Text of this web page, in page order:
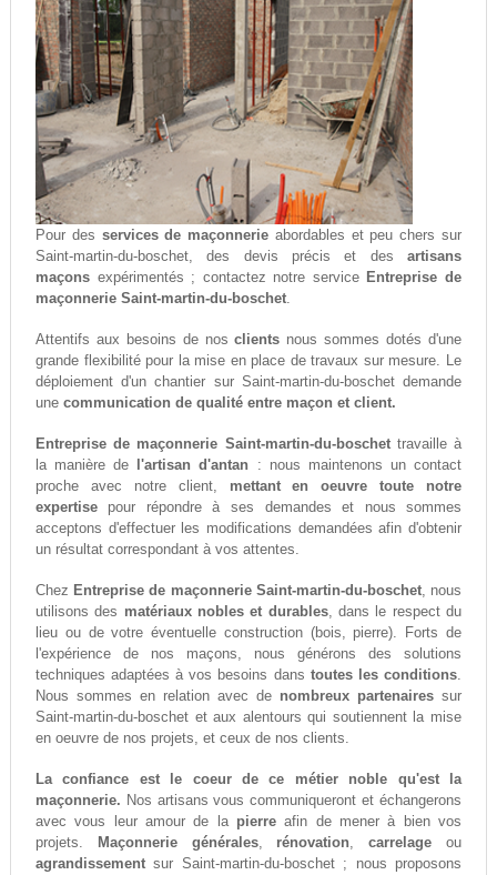
Pour des services de maçonnerie abordables et peu chers sur
Saint-martin-du-boschet, des devis précis et desartisans
maçonsexpérimentés ; contactez notre service Entreprise de
maçonnerie Saint-martin-du-boschet.
Attentifs aux besoins de nosclients nous sommes dotés d'une
grande flexibilité pour la mise en place de travaux sur mesure. Le
déploiement d'un chantier sur Saint-martin-du-boschet demande
une communication de qualité entre maçon et client.
Entreprise de maçonnerie Saint-martin-du-boschettravaille à
la manière de
l'artisan d'antan : nous maintenons un contact
proche avec notre client, mettant en oeuvre toute notre
expertisepour répondre à ses demandes et nous sommes
acceptons d'effectuer les modifications demandées afin d'obtenir
un résultat correspondant à vos attentes.
Chez Entreprise de maçonnerie Saint-martin-du-boschet, nous
utilisons des matériaux nobles et durables, dans le respect du
lieu ou de votre éventuelle construction (bois, pierre). Forts de
l'expérience de nos maçons, nous générons des solutions
techniques adaptées à vos besoins dans toutes les conditions.
Nous sommes en relation avec de nombreux partenaires sur
Saint-martin-du-boschet et aux alentours qui soutiennent la mise
en oeuvre de nos projets, et ceux de nos clients.
La confiance est le coeur de ce métier noble qu'est la
maçonnerie. Nos artisans vous communiqueront et échangerons
avec vous leur amour de la pierre afin de mener à bien vos
projets.
Maçonnerie générales, rénovation,carrelage ou
agrandissementsur Saint-martin-du-boschet ; nous proposons